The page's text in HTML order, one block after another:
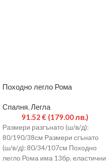
Походно легло Рома
Спалня,Легла
91.52 € (179.00 лв.)
Размери разгънато (ш/в/д):
80/190/38см Размери сгънато
(ш/в/д): 80/34/107см Походно
легло Рома има 13бр. еластични